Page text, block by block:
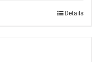
Details